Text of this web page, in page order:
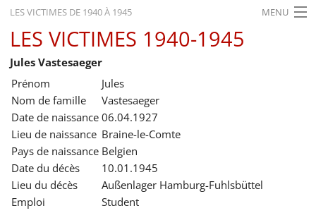
LES VICTIMES DE 1940 À 1945 MENU
ACCUEIL
ACTUALITÉS
EXPOSITIONS
HISTORIQUE
FORMATION
RECHERCHE
LES VICTIMES 1940-1945
Jules Vastesaeger
Prénom
Jules
Nom de famille
Vastesaeger
Date de naissance 06.04.1927
Lieu de naissance Braine-le-Comte
Pays de naissance Belgien
Date du décès
10.01.1945
Lieu du décès
Außenlager Hamburg-Fuhlsbüttel
Emploi
Student